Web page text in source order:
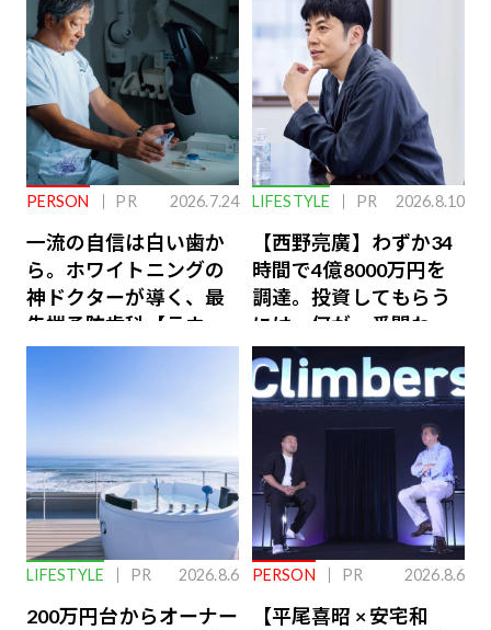
PERSON PR 2026.7.24
一流の自信は白い歯か
ら。ホワイトニングの
神ドクターが導く、最
先端予防歯科【ラウン
ジ会員特典あり】
LIFESTYLE PR 2026.8.10
【西野亮廣】わずか34
時間で4億8000万円を
調達。投資してもらう
には、何が一番問われ
るのか
LIFESTYLE PR 2026.8.6
200万円台からオーナー
PERSON PR 2026.8.6
【平尾喜昭 × 安宅和